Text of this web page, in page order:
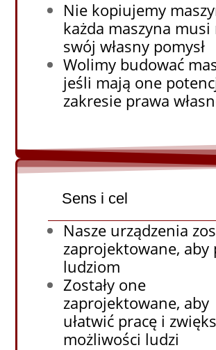
Nie kopiujemy
każda maszyna musi
swój własny pomysł
Wolimy budować
jeśli mają one
zakresie prawa
Sens i cel
Nasze urządzenia
zaprojektowane, aby
ludziom
Zostały one
zaprojektowane, aby
ułatwić pracę i
możliwości ludzi